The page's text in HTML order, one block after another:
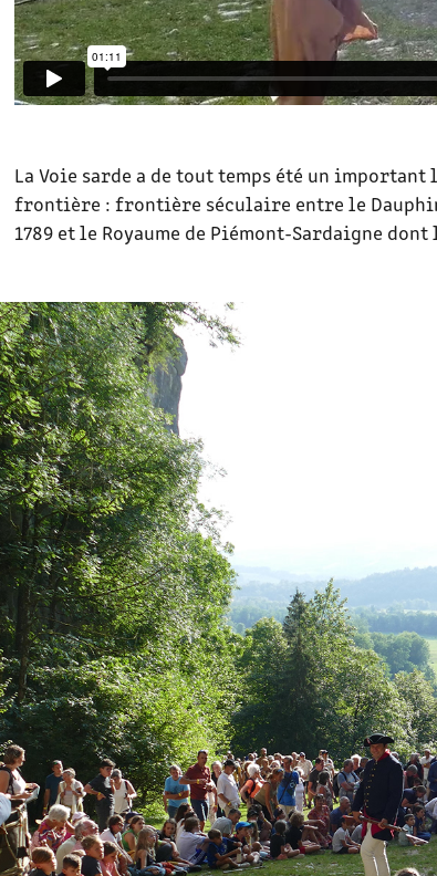
La Voie sarde a de tout temps été un
frontière : frontière séculaire entre le
1789 et le Royaume de Piémont-Sardaigne